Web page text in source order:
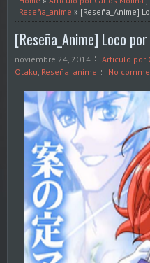
Reseña_anime » [Reseña_Anime]
[Reseña_Anime] Loco
noviembre 24, 2014 Articulo por
Otaku, Reseña_anime No